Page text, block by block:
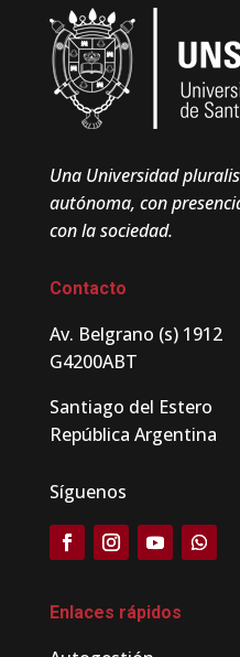
Una Universidad pluralista, inclusiva, reformista y
autónoma, con
con la sociedad.
Contacto
Av. Belgrano (s) 1912
G4200ABT
Santiago del Estero
República Argentina
Síguenos
Enlaces rápidos